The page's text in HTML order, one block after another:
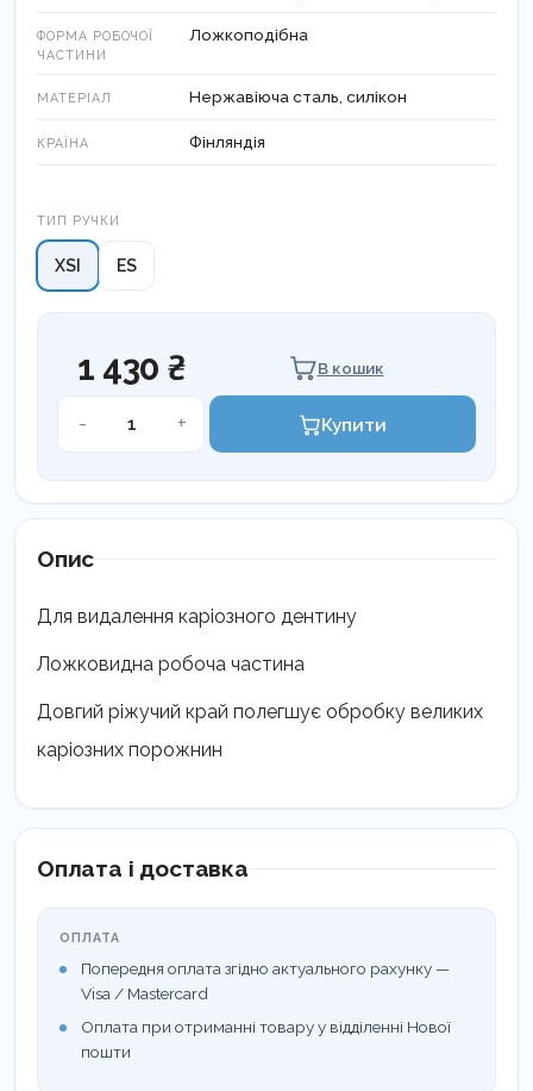
ФОРМА РОБОЧОЇ
ЧАСТИНИ
Ложкоподібна
МАТЕРІАЛ Нержавіюча сталь, силікон
КРАЇНА Фінляндія
ТИП РУЧКИ
XSI ES
1 430 ₴ В кошик
-
Екскаватор
LM
533-
кількість
+ Купити
Опис
Для видалення каріозного дентину
Ложковидна робоча частина
Довгий ріжучий край полегшує обробку великих
каріозних порожнин
Оплата і доставка
ОПЛАТА
Попередня оплата згідно актуального рахунку —
Visa / Mastercard
Оплата при отриманні товару у відділенні Нової
пошти